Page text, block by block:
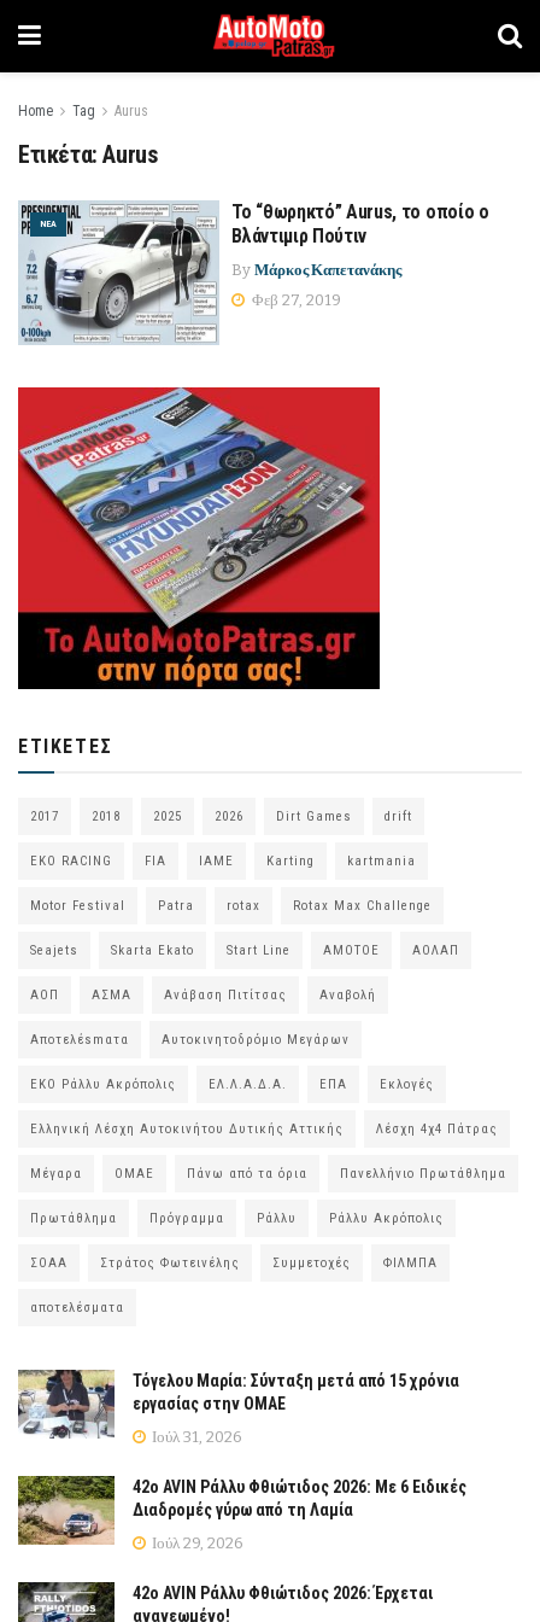
Home Tag Aurus
Ετικέτα:Aurus
ΝΈΑ
Το “θωρηκτό” Aurus, το οποίο ο
Βλάντιμιρ Πούτιν
By Μάρκος Καπετανάκης
Φεβ 27, 2019
ΕΤΙΚΈΤΕΣ
2017 2018 2025 2026 Dirt Games drift
EKO RACING FIA IAME Karting kartmania
Motor Festival Patra rotax Rotax Max Challenge
Seajets Skarta Ekato Start Line ΑΜΟΤΟΕ ΑΟΛΑΠ
ΑΟΠ ΑΣΜΑ Ανάβαση Πιτίτσας Αναβολή
Αποτελέsmατα Αυτοκινητοδρόμιο Μεγάρων
ΕΚΟ Ράλλυ Ακρόπολις ΕΛ.Λ.Α.Δ.Α. ΕΠΑ Εκλογές
Ελληνική Λέσχη Αυτοκινήτου Δυτικής Αττικής Λέσχη 4χ4 Πάτρας
Μέγαρα ΟΜΑΕ Πάνω από τα όρια Πανελλήνιο Πρωτάθλημα
Πρωτάθλημα Πρόγραμμα Ράλλυ Ράλλυ Ακρόπολις
ΣΟΑΑ Στράτος Φωτεινέλης Συμμετοχές ΦΙΛΜΠΑ
αποτελέσματα
Τόγελου Μαρία: Σύνταξη μετά από 15 χρόνια
εργασίας στην ΟΜΑΕ
Ιούλ 31, 2026
42ο AVIN Ράλλυ Φθιώτιδος 2026: Με 6 Ειδικές
Διαδρομές γύρω από τη Λαμία
Ιούλ 29, 2026
42ο AVIN Ράλλυ Φθιώτιδος 2026: Έρχεται
ανανεωμένο!